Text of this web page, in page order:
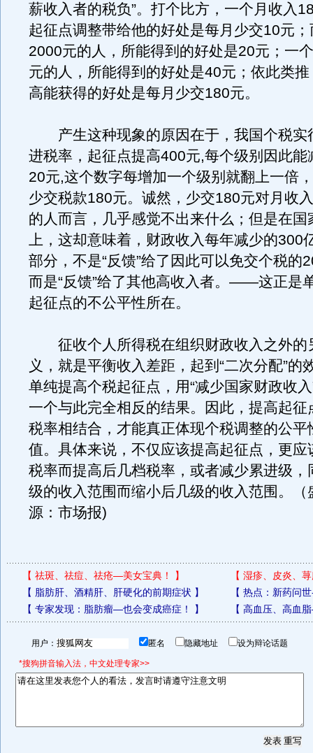
薪收入者的税负”。打个比方，一个月收入
起征点调整带给他的好处是每月少交10元
2000元的人，所能得到的好处是20元；一
元的人，所能得到的好处是40元；依此类
高能获得的好处是每月少交180元。
产生这种现象的原因在于，我国个税实
进税率，起征点提高400元,每个级别因此能
20元,这个数字每增加一个级别就翻上一倍
少交税款180元。诚然，少交180元对月收
的人而言，几乎感觉不出来什么；但是在国
上，这却意味着，财政收入每年减少的300
部分，不是“反馈”给了因此可以免交个税的
而是“反馈”给了其他高收入者。——这正是
起征点的不公平性所在。
征收个人所得税在组织财政收入之外的
义，就是平衡收入差距，起到“二次分配”的
单纯提高个税起征点，用“减少国家财政收
一个与此完全相反的结果。因此，提高起征
税率相结合，才能真正体现个税调整的公平
值。具体来说，不仅应该提高起征点，更应
税率而提高后几档税率，或者减少累进级，
级的收入范围而缩小后几级的收入范围。（
源：市场报)
【 祛斑、祛痘、祛疮—美女宝典！ 】 【 湿疹、皮炎、
【 脂肪肝、酒精肝、肝硬化的前期症状 】 【 热点：新药问
【 专家发现：脂肪瘤—也会变成癌症！ 】 【 高血压、高血
用户： 匿名 隐藏地址 设为辩论话题
*搜狗拼音输入法，中文处理专家>>